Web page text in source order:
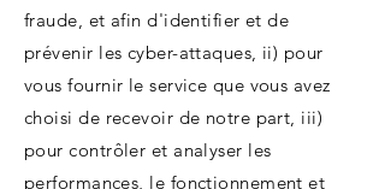
fraude, et afin d'identifier et de
prévenir les cyber-attaques, ii) pour
vous fournir le service que vous avez
choisi de recevoir de notre part, iii)
pour contrôler et analyser les
performances, le fonctionnement et